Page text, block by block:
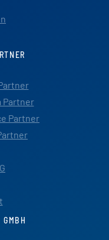
Partner
Partner